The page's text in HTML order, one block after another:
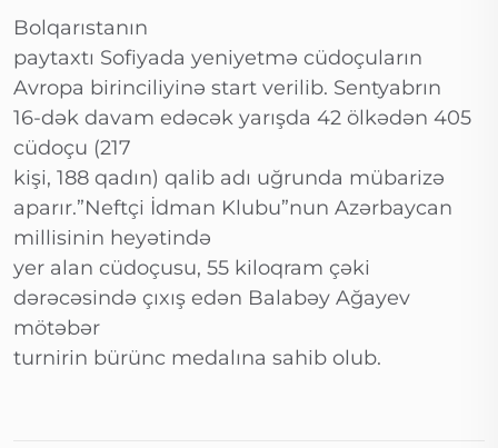
Bolqarıstanın
paytaxtı Sofiyada yeniyetmə cüdoçuların
Avropa birinciliyinə start verilib. Sentyabrın
16-dək davam edəcək yarışda 42 ölkədən 405
cüdoçu (217
kişi, 188 qadın) qalib adı uğrunda mübarizə
aparır.”Neftçi İdman Klubu”nun Azərbaycan
millisinin heyətində
yer alan cüdoçusu, 55 kiloqram çəki
dərəcəsində çıxış edən Balabəy Ağayev
mötəbər
turnirin bürünc medalına sahib olub.